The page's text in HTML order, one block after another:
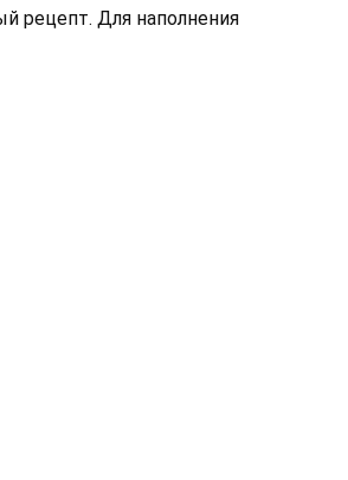
рецепт. Для наполнения